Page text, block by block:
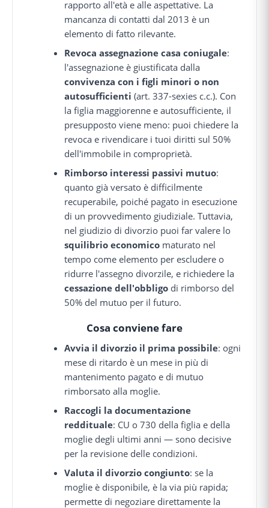
rapporto all'età e alle aspettative. La
mancanza di contatti dal 2013 è un
elemento di fatto rilevante.
Revoca assegnazione casa coniugale:
l'assegnazione è giustificata dalla
convivenza con i figli minori o non
autosufficienti (art. 337-sexies c.c.). Con
la figlia maggiorenne e autosufficiente, il
presupposto viene meno: puoi chiedere la
revoca e rivendicare i tuoi diritti sul 50%
dell'immobile in comproprietà.
Rimborso interessi passivi mutuo:
quanto già versato è difficilmente
recuperabile, poiché pagato in esecuzione
di un provvedimento giudiziale. Tuttavia,
nel giudizio di divorzio puoi far valere lo
squilibrio economico maturato nel
tempo come elemento per escludere o
ridurre l'assegno divorzile, e richiedere la
cessazione dell'obbligo di rimborso del
50% del mutuo per il futuro.
Cosa conviene fare
Avvia il divorzio il prima possibile: ogni
mese di ritardo è un mese in più di
mantenimento pagato e di mutuo
rimborsato alla moglie.
Raccogli la documentazione
reddituale: CU o 730 della figlia e della
moglie degli ultimi anni — sono decisive
per la revisione delle condizioni.
Valuta il divorzio congiunto: se la
moglie è disponibile, è la via più rapida;
permette di negoziare direttamente la